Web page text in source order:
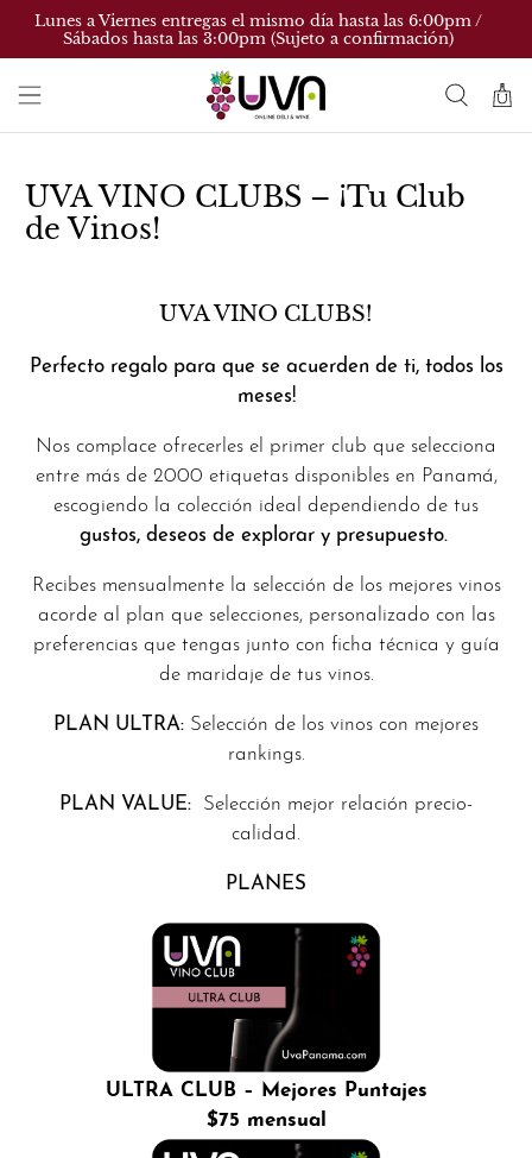
Lunes a Viernes entregas el mismo día hasta las 6:00pm /
Sábados hasta las 3:00pm (Sujeto a confirmación)
UVA VINO CLUBS – ¡Tu Club
de Vinos!
UVA VINO CLUBS!
Perfecto regalo para que se acuerden de ti, todos los
meses!
Nos complace ofrecerles el primer club que selecciona
entre más de 2000 etiquetas disponibles en Panamá,
escogiendo la colección ideal dependiendo de tus
gustos, deseos de explorar y presupuesto.
Recibes mensualmente la selección de los mejores vinos
acorde al plan que selecciones, personalizado con las
preferencias que tengas junto con ficha técnica y guía
de maridaje de tus vinos.
PLAN ULTRA: Selección de los vinos con mejores
rankings.
PLAN VALUE: Selección mejor relación precio-
calidad.
PLANES
ULTRA CLUB – Mejores Puntajes
$75 mensual